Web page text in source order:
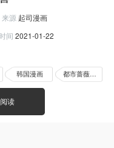
来源 起司漫画
时间 2021-01-22
韩国漫画 都市蔷薇漫画
读